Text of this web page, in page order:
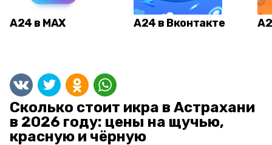
А24 в MAX А24 в Вконтакте
Сколько стоит икра в Астрахани
в 2026 году: цены на щучью,
красную и чёрную